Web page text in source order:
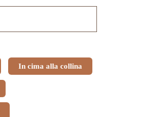
In cima alla collina